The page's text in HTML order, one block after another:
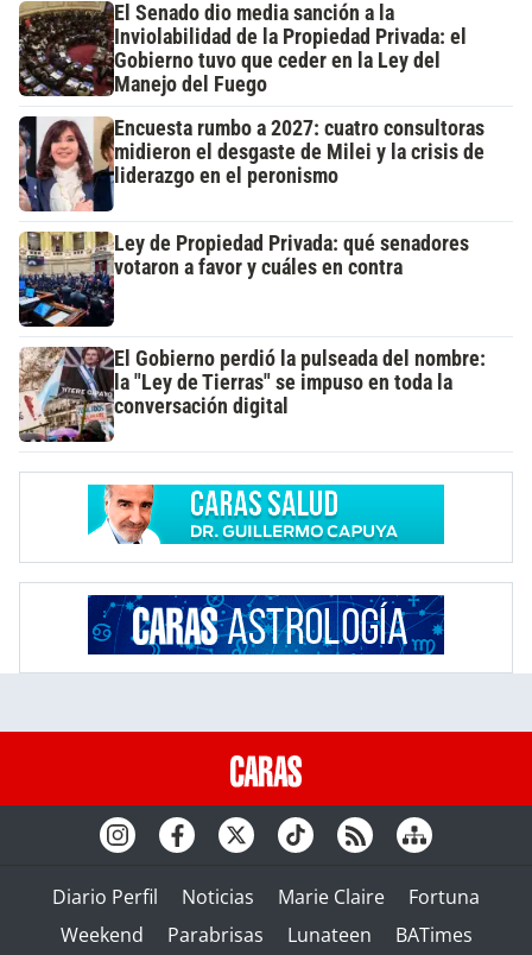
El Senado dio media sanción a la
Inviolabilidad de la Propiedad Privada: el
Gobierno tuvo que ceder en la Ley del
Manejo del Fuego
Encuesta rumbo a 2027: cuatro consultoras
midieron el desgaste de Milei y la crisis de
liderazgo en el peronismo
Ley de Propiedad Privada: qué senadores
votaron a favor y cuáles en contra
El Gobierno perdió la pulseada del nombre:
la "Ley de Tierras" se impuso en toda la
conversación digital
Diario Perfil Noticias Marie Claire
Fortuna
Weekend
Parabrisas Lunateen BATimes